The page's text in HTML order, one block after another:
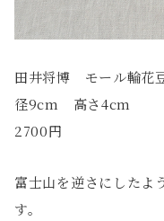
田井将博 モール輪花
径9cm 高さ4cm
2700円
富士山を逆さにしたよ
す。